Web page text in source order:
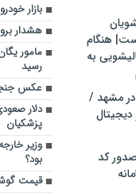
هنگام
به
در مشهد /
کد
بازار خودرو
هشدار
مامور
رسید
عکس
دلار
پزشکیان
وزیر
بود؟
قیمت گوشت